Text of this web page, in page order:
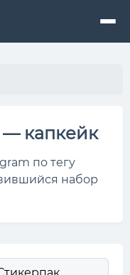
— капкейк
по тегу
набор